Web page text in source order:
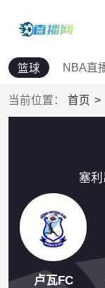
篮球 NBA直
当前位置： 首页
塞
卢瓦FC